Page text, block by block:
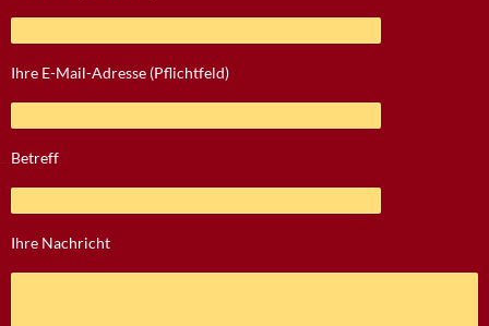
Ihre E-Mail-Adresse (Pflichtfeld)
Betreff
Bitte lasse dieses Feld leer.
Ihre Nachricht